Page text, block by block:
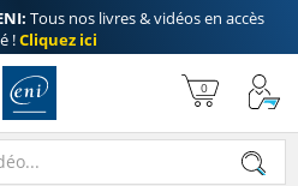
Tous nos livres & vidéos en accès
!Cliquez ici